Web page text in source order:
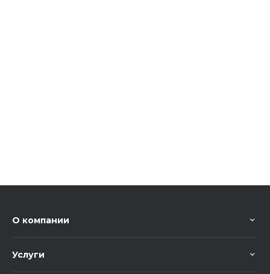
О компании
Услуги